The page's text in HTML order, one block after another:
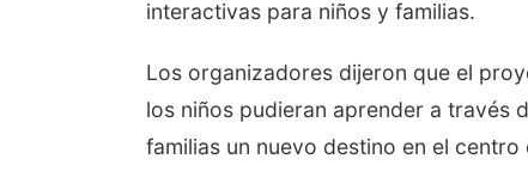
interactivas para niños y familias.
Los organizadores dijeron que el
los niños pudieran aprender a través
familias un nuevo destino en el centro